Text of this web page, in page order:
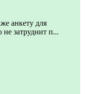
анкету для
затруднит п...